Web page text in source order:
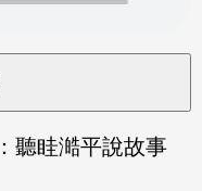
聽眭澔平說故事